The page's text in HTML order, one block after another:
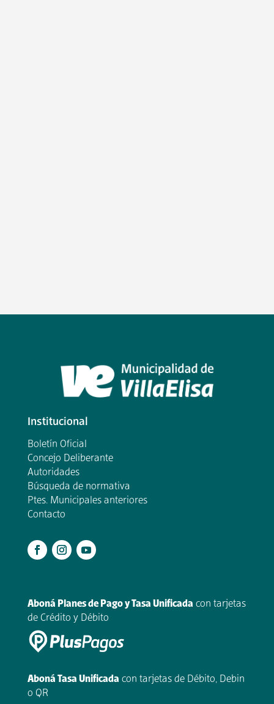
Institucional
Boletín Oficial
Concejo Deliberante
Autoridades
Búsqueda de normativa
Ptes. Municipales anteriores
Contacto
Aboná Planes de Pago y Tasa Unificada con tarjetas
de Crédito y Débito
Aboná Tasa Unificada con tarjetas de Débito, Debin
o QR